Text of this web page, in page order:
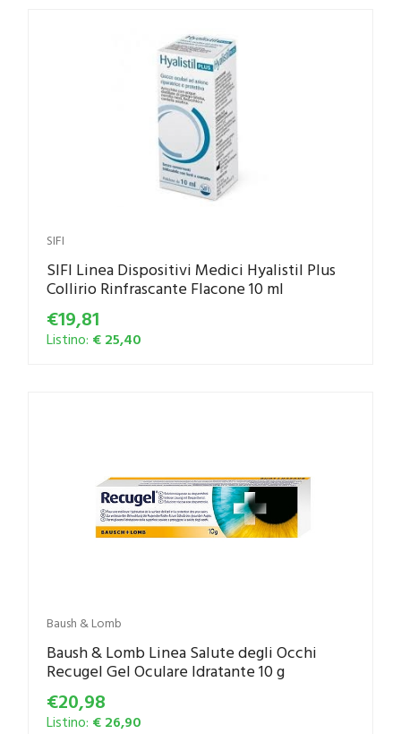
SIFI
SIFI Linea Dispositivi Medici Hyalistil Plus
Collirio Rinfrascante Flacone 10 ml
€19,81
Listino: € 25,40
Baush & Lomb
Baush & Lomb Linea Salute degli Occhi
Recugel Gel Oculare Idratante 10 g
€20,98
Listino: € 26,90